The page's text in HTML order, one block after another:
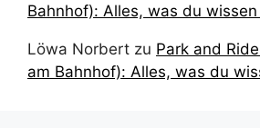
Bahnhof): Alles, was du
Löwa Norbert zu Park and
am Bahnhof): Alles, was du